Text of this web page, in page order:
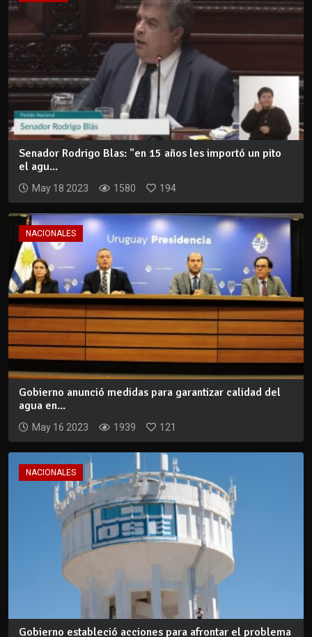
Senador Rodrigo Blas: "en 15 años les importó un pito
el agu...
May 18 2023 1580 194
NACIONALES
Gobierno anunció medidas para garantizar calidad del
agua en...
May 16 2023 1939 121
NACIONALES
Gobierno estableció acciones para afrontar el problema